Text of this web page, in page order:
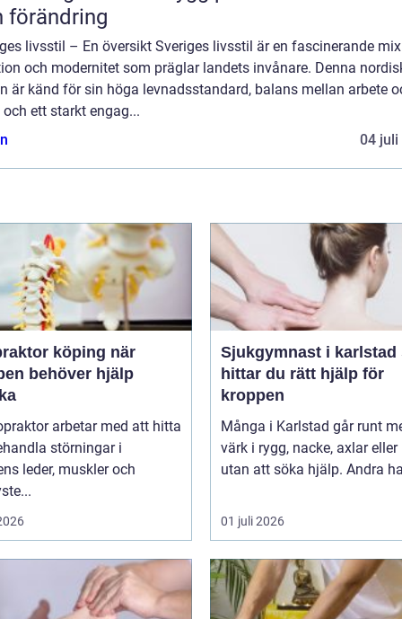
förändring
livsstil – En översikt Sveriges livsstil är en fascinerande
och modernitet som präglar landets invånare. Denna
är känd för sin höga levnadsstandard, balans mellan arbete
ett starkt engag...
04 juli
köping när
behöver hjälp
arbetar med att hitta
störningar i
leder, muskler och
Sjukgymnast i karlstad så
hittar du rätt hjälp för
kroppen
Många i Karlstad går runt
värk i rygg, nacke, axlar
utan att söka hjälp. Andra
01 juli 2026